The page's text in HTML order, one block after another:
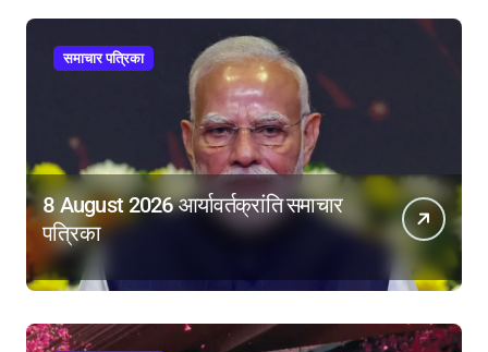
समाचार पत्रिका
8 August 2026 आर्यावर्तक्रांति समाचार
पत्रिका